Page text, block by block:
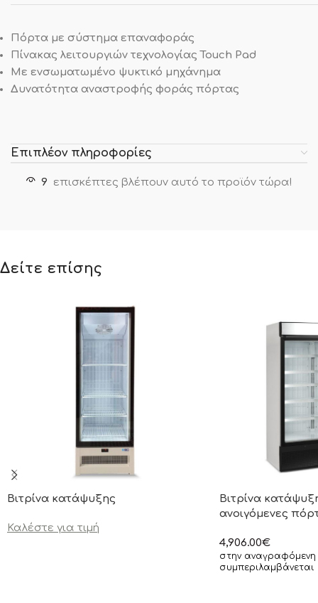
Πόρτα με σύστημα επαναφοράς
Πίνακας λειτουργιών τεχνολογίας Touch Pad
Με ενσωματωμένο ψυκτικό μηχάνημα
Δυνατότητα αναστροφής φοράς πόρτας
Επιπλέον πληροφορίες
9 επισκέπτες βλέπουν αυτό το προϊόν τώρα!
Δείτε επίσης
Βιτρίνα κατάψυξης
Καλέστε για τιμή
Βιτρίνα
ανοιγόμενες
4,906.00€
στην αναγραφόμενη